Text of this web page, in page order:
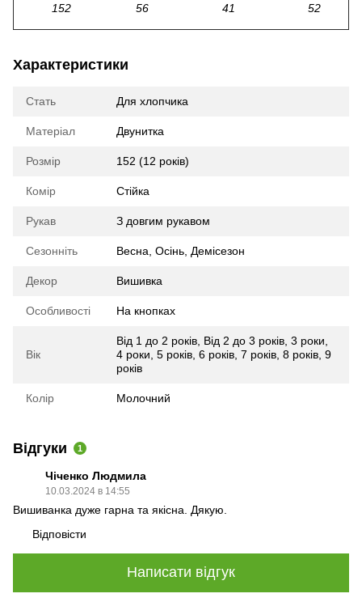
152 56 41 52
Характеристики
Стать Для хлопчика
Матеріал Двунитка
Розмір 152 (12 років)
Комір Стійка
Рукав З довгим рукавом
Сезонніть Весна Осінь Демісезон
Декор Вишивка
Особливості На кнопках
Вік
Від 1 до 2 років Від 2 до 3 років 3 роки
4 роки 5 років 6 років 7 років 8 років 9
років
Колір Молочний
Відгуки 1
Чіченко Людмила
10.03.2024 в 14:55
Вишиванка дуже гарна та якісна. Дякую.
Відповісти
Написати відгук